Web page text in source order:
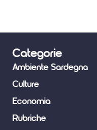
Categorie
Ambiente Sardegna
Culture
Economia
Rubriche